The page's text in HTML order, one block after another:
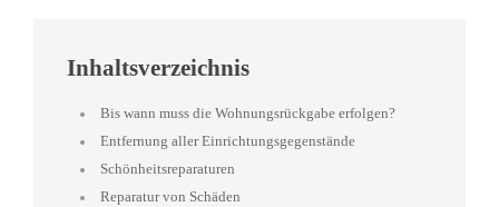
Inhaltsverzeichnis
Bis wann muss die Wohnungsrückgabe erfolgen?
Entfernung aller Einrichtungsgegenstände
Schönheitsreparaturen
Reparatur von Schäden